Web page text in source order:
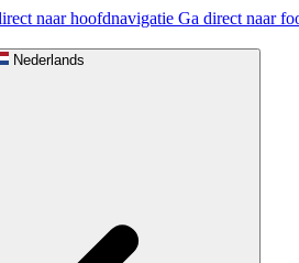
naar hoofdnavigatie Ga direct naar
Nederlands